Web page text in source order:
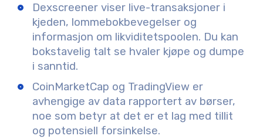
Dexscreener viser live-transaksjoner i
kjeden, lommebokbevegelser og
informasjon om likviditetspoolen. Du kan
bokstavelig talt se hvaler kjøpe og dumpe
i sanntid.
CoinMarketCap og TradingView er
avhengige av data rapportert av børser,
noe som betyr at det er et lag med tillit
og potensiell forsinkelse.